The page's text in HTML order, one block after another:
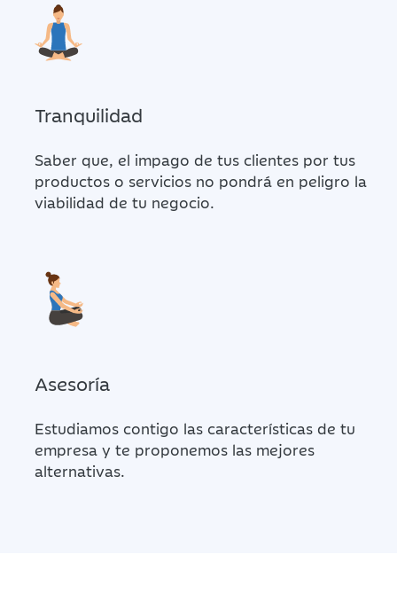
Tranquilidad
Saber que, el impago de tus clientes por tus
productos o servicios no pondrá en peligro la
viabilidad de tu negocio.
Asesoría
Estudiamos contigo las características de tu
empresa y te proponemos las mejores
alternativas.